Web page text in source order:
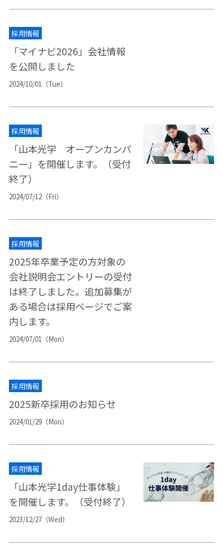
採用情報
「マイナビ2026」会社情報
を公開しました
2024/10/01（Tue）
採用情報
「山本光学 オープンカンパ
ニー」を開催します。（受付
終了）
2024/07/12（Fri）
採用情報
2025年卒業予定の方対象の
会社説明会エントリーの受付
は終了しました。追加募集が
ある場合は採用ページでご案
内します。
2024/07/01（Mon）
採用情報
2025新卒採用のお知らせ
2024/01/29（Mon）
採用情報
「山本光学1day仕事体験」
を開催します。（受付終了）
2023/12/27（Wed）